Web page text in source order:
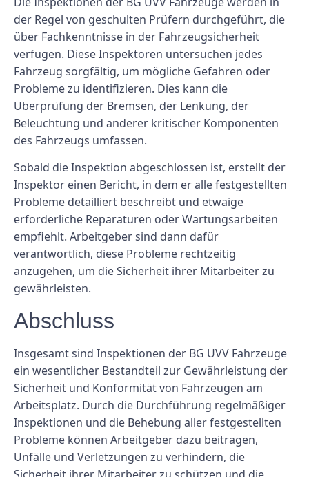
der Regel von geschulten Prüfern durchgeführt, die
über Fachkenntnisse in der Fahrzeugsicherheit
verfügen. Diese Inspektoren untersuchen jedes
Fahrzeug sorgfältig, um mögliche Gefahren oder
Probleme zu identifizieren. Dies kann die
Überprüfung der Bremsen, der Lenkung, der
Beleuchtung und anderer kritischer Komponenten
des Fahrzeugs umfassen.
Sobald die Inspektion abgeschlossen ist, erstellt der
Inspektor einen Bericht, in dem er alle festgestellten
Probleme detailliert beschreibt und etwaige
erforderliche Reparaturen oder Wartungsarbeiten
empfiehlt. Arbeitgeber sind dann dafür
verantwortlich, diese Probleme rechtzeitig
anzugehen, um die Sicherheit ihrer Mitarbeiter zu
gewährleisten.
Abschluss
Insgesamt sind Inspektionen der BG UVV Fahrzeuge
ein wesentlicher Bestandteil zur Gewährleistung der
Sicherheit und Konformität von Fahrzeugen am
Arbeitsplatz. Durch die Durchführung regelmäßiger
Inspektionen und die Behebung aller festgestellten
Probleme können Arbeitgeber dazu beitragen,
Unfälle und Verletzungen zu verhindern, die